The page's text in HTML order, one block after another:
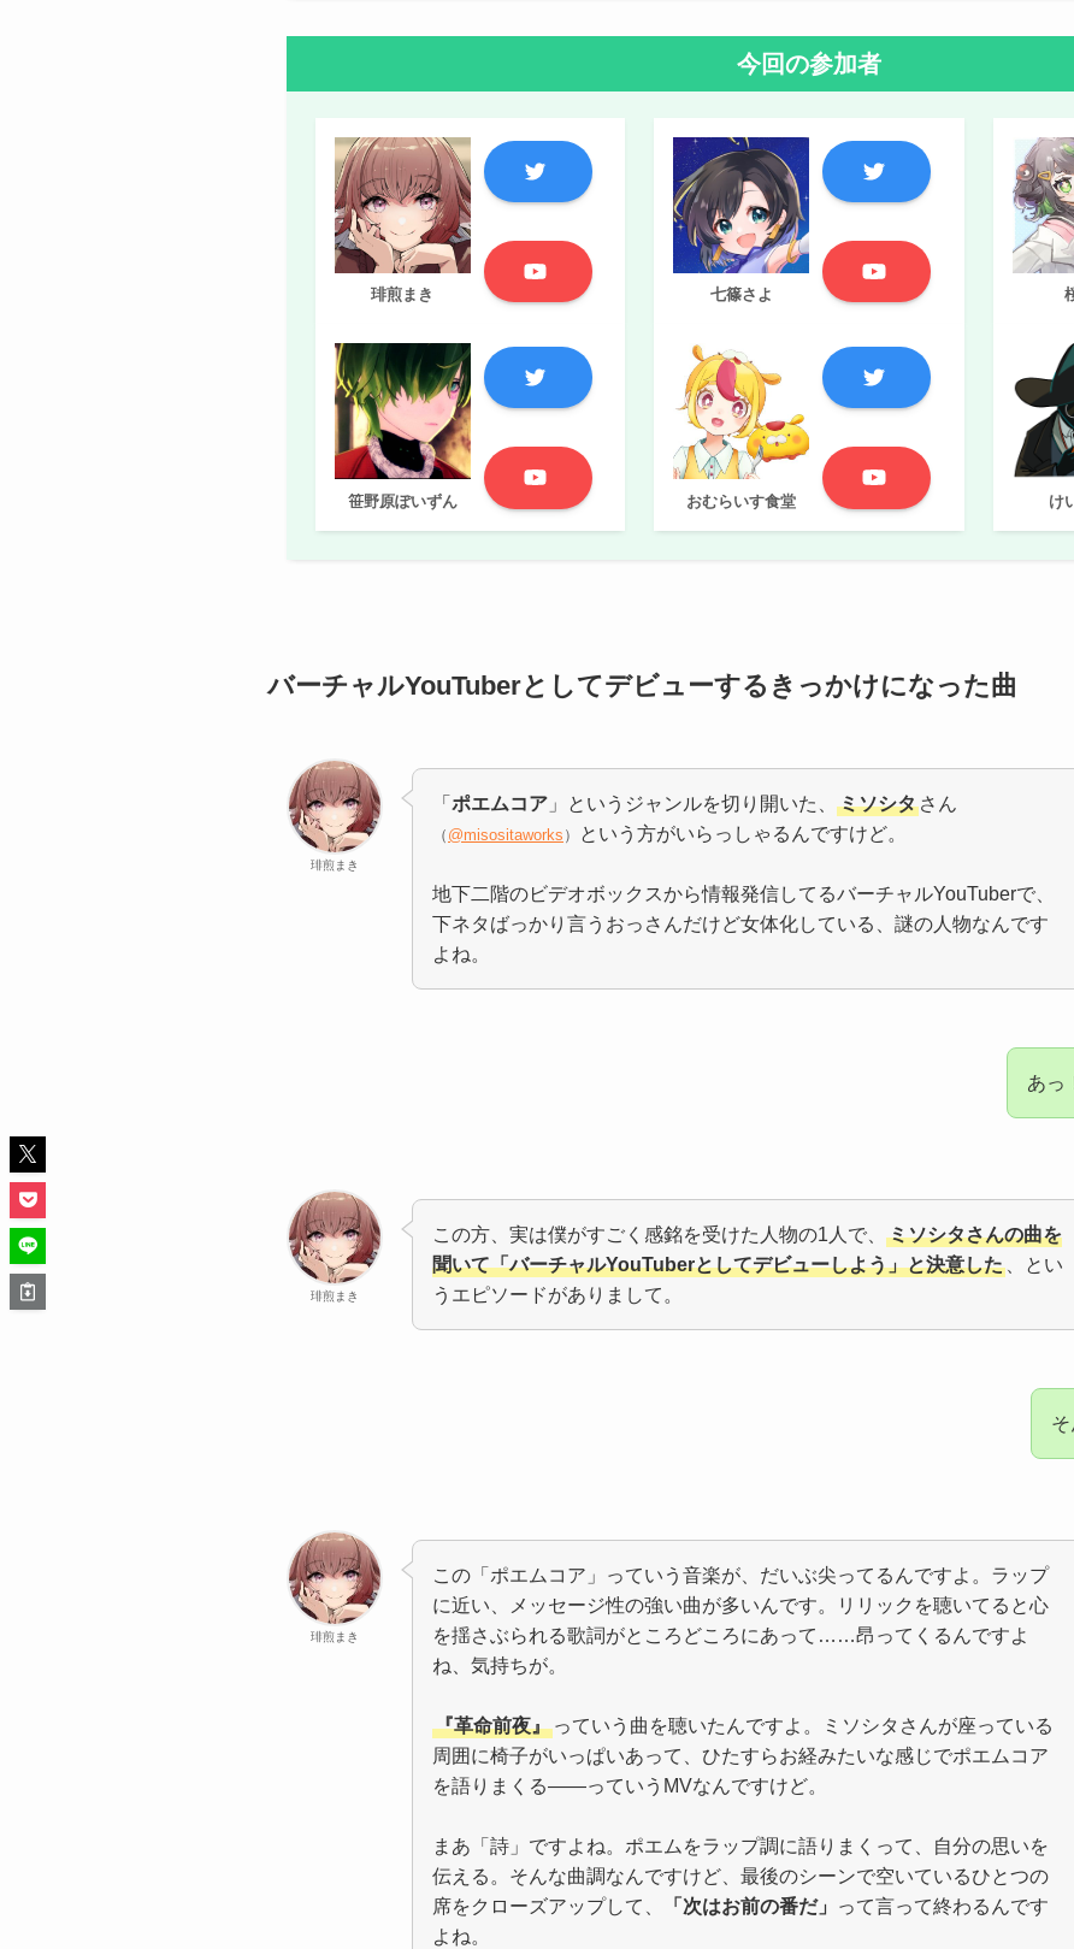
今回の参加者
琲煎まき 七篠さよ
笹野原ぽいずん おむらいす食堂 け
バーチャルYouTuberとしてデビューするきっかけになった曲
琲煎まき
「 ポエムコア 」というジャンルを切り開いた、 ミソシタ さん
（ @misositaworks ） という方がいらっしゃるんですけど。
地下二階のビデオボックスから情報発信してるバーチャルYouTuberで、
下ネタばっかり言うおっさんだけど女体化している、謎の人物なんです
よね。
あっ
琲煎まき
この方、実は僕がすごく感銘を受けた人物の1人で、
ミソシタさんの曲を
聞いて「バーチャルYouTuberとしてデビューしよう」と決意した
、とい
うエピソードがありまして。
そ
琲煎まき
この「ポエムコア」っていう音楽が、だいぶ尖ってるんですよ。ラップ
に近い、メッセージ性の強い曲が多いんです。リリックを聴いてると心
を揺さぶられる歌詞がところどころにあって……昂ってくるんですよ
ね、気持ちが。
『革命前夜』 っていう曲を聴いたんですよ。ミソシタさんが座っている
周囲に椅子がいっぱいあって、ひたすらお経みたいな感じでポエムコア
を語りまくる――っていうMVなんですけど。
まあ「詩」ですよね。ポエムをラップ調に語りまくって、自分の思いを
伝える。そんな曲調なんですけど、最後のシーンで空いているひとつの
席をクローズアップして、
「次はお前の番だ」
って言って終わるんです
よね。